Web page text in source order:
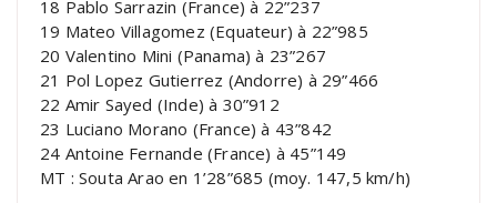
18 Pablo Sarrazin (France) à 22”237
19 Mateo Villagomez (Equateur) à 22”985
20 Valentino Mini (Panama) à 23”267
21 Pol Lopez Gutierrez (Andorre) à 29”466
22 Amir Sayed (Inde) à 30”912
23 Luciano Morano (France) à 43”842
24 Antoine Fernande (France) à 45”149
MT : Souta Arao en 1’28”685 (moy. 147,5 km/h)